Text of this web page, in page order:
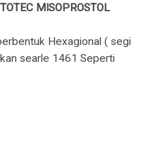
MISOPROSTOL
Hexagional ( segi
searle 1461 Seperti